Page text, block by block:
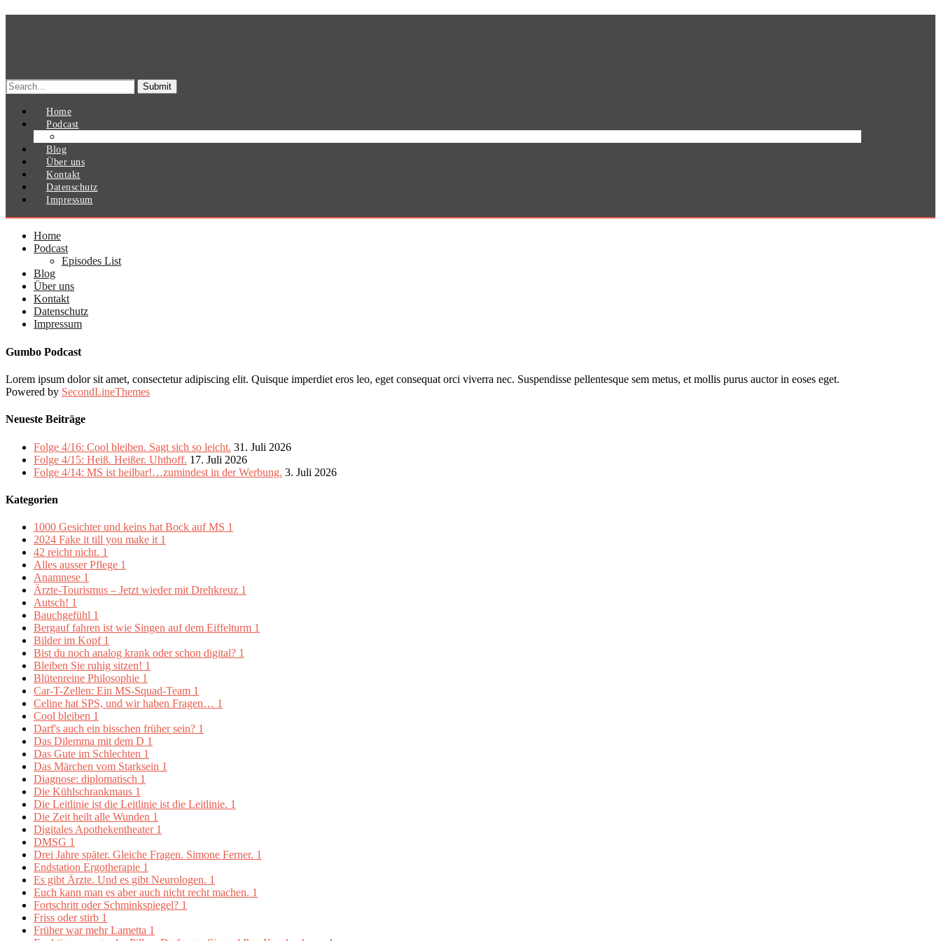
Search
for:
Home
Podcast
Blog
Über uns
Kontakt
Datenschutz
Impressum
Home
Podcast
Episodes List
Blog
Über uns
Kontakt
Datenschutz
Impressum
Gumbo Podcast
Lorem ipsum dolor sit amet, consectetur adipiscing elit. Quisque imperdiet eros leo, eget consequat orci viverra nec. Suspendisse pellentesque sem metus, et mollis purus auctor in eoses eget.
Powered by SecondLineThemes
Neueste Beiträge
Folge 4/16: Cool bleiben. Sagt sich so leicht. 31. Juli 2026
Folge 4/15: Heiß. Heißer. Uhthoff. 17. Juli 2026
Folge 4/14: MS ist heilbar!…zumindest in der Werbung. 3. Juli 2026
Kategorien
1000 Gesichter und keins hat Bock auf MS 1
2024 Fake it till you make it 1
42 reicht nicht. 1
Alles ausser Pflege 1
Anamnese 1
Ärzte-Tourismus – Jetzt wieder mit Drehkreuz 1
Autsch! 1
Bauchgefühl 1
Bergauf fahren ist wie Singen auf dem Eiffelturm 1
Bilder im Kopf 1
Bist du noch analog krank oder schon digital? 1
Bleiben Sie ruhig sitzen! 1
Blütenreine Philosophie 1
Car-T-Zellen: Ein MS-Squad-Team 1
Celine hat SPS, und wir haben Fragen… 1
Cool bleiben 1
Darf's auch ein bisschen früher sein? 1
Das Dilemma mit dem D 1
Das Gute im Schlechten 1
Das Märchen vom Starksein 1
Diagnose: diplomatisch 1
Die Kühlschrankmaus 1
Die Leitlinie ist die Leitlinie ist die Leitlinie. 1
Die Zeit heilt alle Wunden 1
Digitales Apothekentheater 1
DMSG 1
Drei Jahre später. Gleiche Fragen. Simone Ferner. 1
Endstation Ergotherapie 1
Es gibt Ärzte. Und es gibt Neurologen. 1
Euch kann man es aber auch nicht recht machen. 1
Fortschritt oder Schminkspiegel? 1
Friss oder stirb 1
Früher war mehr Lametta 1